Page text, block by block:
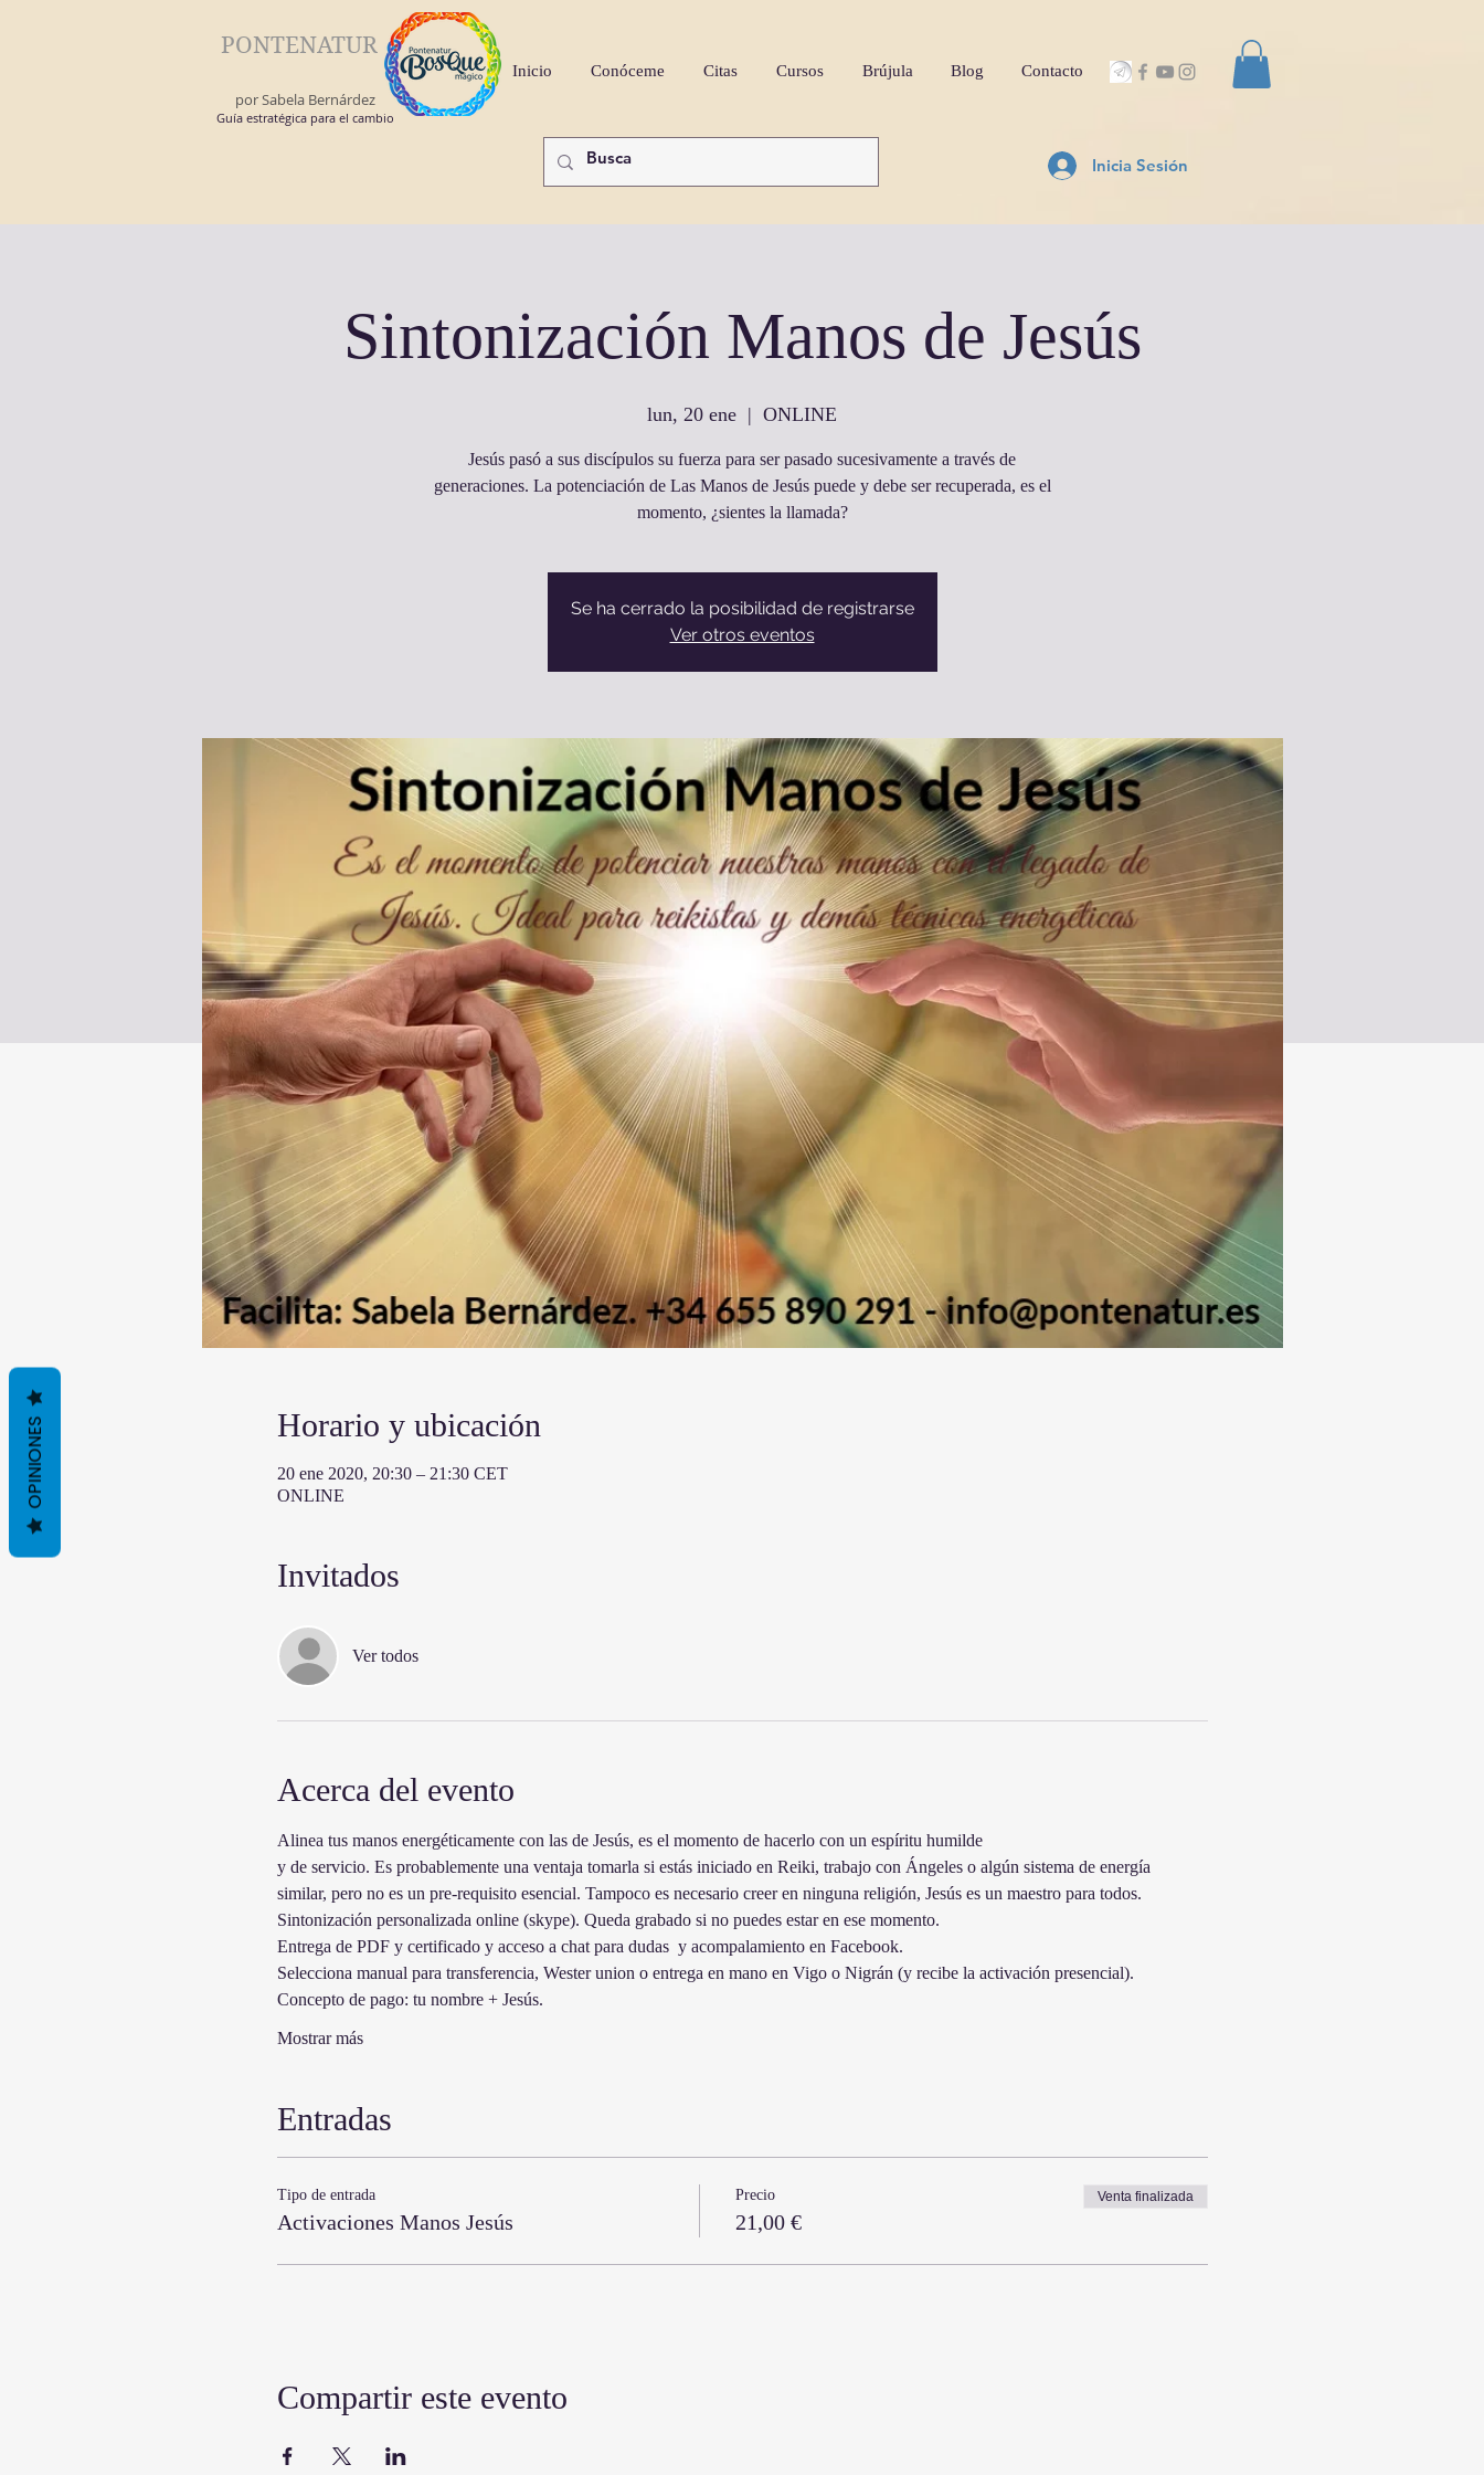
PONTENATUR
por Sabela Bernárdez
Guía estratégica para el cambio
Inicio Conóceme Citas Cursos Brújula Blog Contacto
Inicia Sesión
Sintonización Manos de Jesús
lun, 20 ene
  |
ONLINE
Jesús pasó a sus discípulos su fuerza para ser pasado sucesivamente a través de
generaciones. La potenciación de Las Manos de Jesús puede y debe ser recuperada, es el
momento, ¿sientes la llamada?
Se ha cerrado la posibilidad de registrarse
Ver otros eventos
Horario y ubicación
20 ene 2020, 20:30 – 21:30 CET
ONLINE
Invitados
Ver todos
Acerca del evento
Alinea tus manos energéticamente con las de Jesús, es el momento de hacerlo con un espíritu humilde
y de servicio. Es probablemente una ventaja tomarla si estás iniciado en Reiki, trabajo con Ángeles o algún sistema de energía
similar, pero no es un pre-requisito esencial. Tampoco es necesario creer en ninguna religión, Jesús es un maestro para todos.
Sintonización personalizada online (skype). Queda grabado si no puedes estar en ese momento.
Entrega de PDF y certificado y acceso a chat para dudas  y acompalamiento en Facebook.
Selecciona manual para transferencia, Wester union o entrega en mano en Vigo o Nigrán (y recibe la activación presencial).
Concepto de pago: tu nombre + Jesús.
Mostrar más
Entradas
Tipo de entrada
Activaciones Manos Jesús
Precio
21,00 €
Venta finalizada
Compartir este evento
OPINIONES